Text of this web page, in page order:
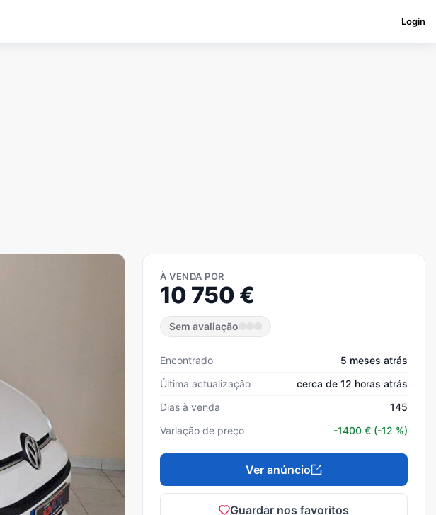
Login
À VENDA POR
10 750 €
Sem avaliação
Encontrado
5 meses atrás
Última actualização
cerca de 12 horas atrás
Dias à venda
145
Variação de preço
-1400 € (-12 %)
Ver anúncio
Guardar nos favoritos